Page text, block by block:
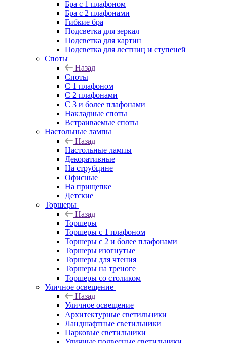
Бра с 1 плафоном
Бра с 2 плафонами
Гибкие бра
Подсветка для зеркал
Подсветка для картин
Подсветка для лестниц и ступеней
Споты
Назад
Споты
С 1 плафоном
С 2 плафонами
С 3 и более плафонами
Накладные споты
Встраиваемые споты
Настольные лампы
Назад
Настольные лампы
Декоративные
На струбцине
Офисные
На прищепке
Детские
Торшеры
Назад
Торшеры
Торшеры с 1 плафоном
Торшеры с 2 и более плафонами
Торшеры изогнутые
Торшеры для чтения
Торшеры на треноге
Торшеры со столиком
Уличное освещение
Назад
Уличное освещение
Архитектурные светильники
Ландшафтные светильники
Парковые светильники